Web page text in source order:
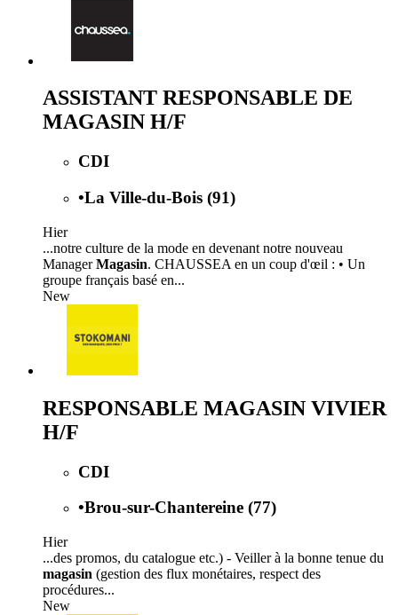
ASSISTANT RESPONSABLE DE
MAGASIN H/F
CDI
•La Ville-du-Bois (91)
Hier
...notre culture de la mode en devenant notre nouveau
ManagerMagasin. CHAUSSEA en un coup d'œil : • Un
groupe français basé en...
New
RESPONSABLE MAGASIN VIVIER
H/F
CDI
•Brou-sur-Chantereine (77)
Hier
...des promos, du catalogue etc.) - Veiller à la bonne tenue du
magasin (gestion des flux monétaires, respect des
procédures...
New